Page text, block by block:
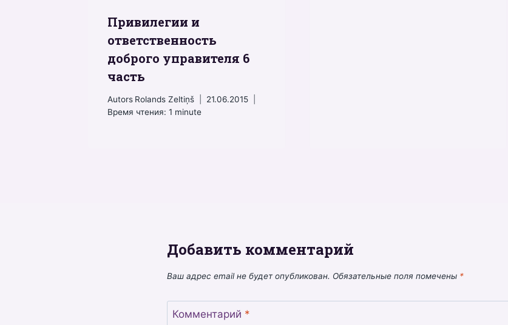
Привилегии и
ответственность
доброго управителя 6
часть
Autors Rolands Zeltiņš
21.06.2015
Время чтения: 1 minute
Добавить комментарий
Ваш адрес email не будет опубликован. Обязательные поля помечены *
Комментарий *